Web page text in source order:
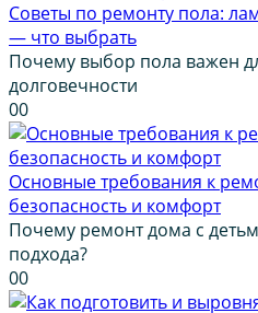
Советы по ремонту пола:
— что выбрать
Почему выбор пола важен
долговечности
00
Основные требования к
безопасность и комфорт
Почему ремонт дома с
подхода?
00